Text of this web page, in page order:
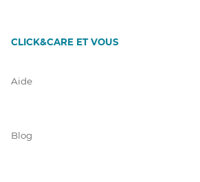
CLICK&CARE ET VOUS
Aide
Blog